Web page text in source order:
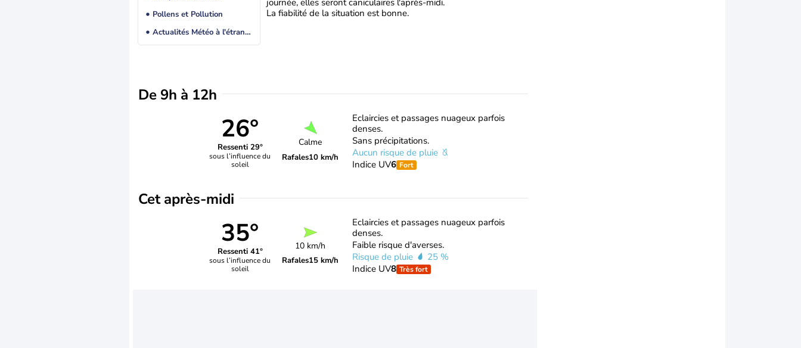
Pollens et Pollution
Actualités Météo à l'étranger
La fiabilité de la situation est bonne.
De 9h à 12h
26°
Ressenti 29°
sous l’influence du
soleil
Calme
Rafales10 km/h
Eclaircies et passages nuageux parfois
denses.
Sans précipitations.
Aucun risque de pluie
Indice UV6 Fort
Cet après-midi
35°
Ressenti 41°
sous l’influence du
soleil
10 km/h
Rafales15 km/h
Eclaircies et passages nuageux parfois
denses.
Faible risque d'averses.
Risque de pluie
25 %
Indice UV8 Très fort